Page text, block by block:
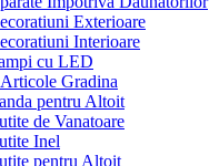
Exterioare
Interioare
cu LED
Gradina
pentru Altoit
de Vanatoare
Inel
pentru Altoit